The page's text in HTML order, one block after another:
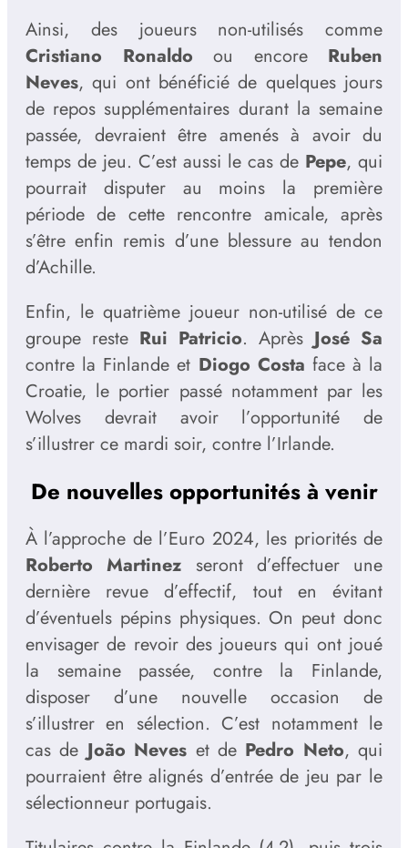
Ainsi, des joueurs non-utilisés comme
Cristiano Ronaldo ou encoreRuben
Neves, qui ont bénéficié de quelques jours
de repos supplémentaires durant la semaine
passée, devraient être amenés à avoir du
temps de jeu. C’est aussi le cas de Pepe, qui
pourrait disputer au moins la première
période de cette rencontre amicale, après
s’être enfin remis d’une blessure au tendon
d’Achille.
Enfin, le quatrième joueur non-utilisé de ce
groupe reste Rui Patricio. AprèsJosé Sa
contre la Finlande et Diogo Costa face à la
Croatie, le portier passé notamment par les
Wolves devrait avoir l’opportunité de
s’illustrer ce mardi soir, contre l’Irlande.
De nouvelles opportunités à venir
À l’approche de l’Euro 2024, les priorités de
Roberto Martinez seront d’effectuer une
dernière revue d’effectif, tout en évitant
d’éventuels pépins physiques. On peut donc
envisager de revoir des joueurs qui ont joué
la semaine passée, contre la Finlande,
disposer d’une nouvelle occasion de
s’illustrer en sélection. C’est notamment le
cas de João Neves et de Pedro Neto, qui
pourraient être alignés d’entrée de jeu par le
sélectionneur portugais.